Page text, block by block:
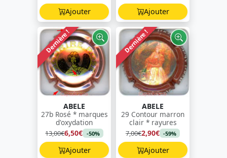
Ajouter Ajouter
Dernière !
ABELE
27b Rosé * marques
d'oxydation
13,00€6,50€ -50%
Ajouter
Dernière !
ABELE
29 Contour marron
clair * rayures
7,00€2,90€ -59%
Ajouter